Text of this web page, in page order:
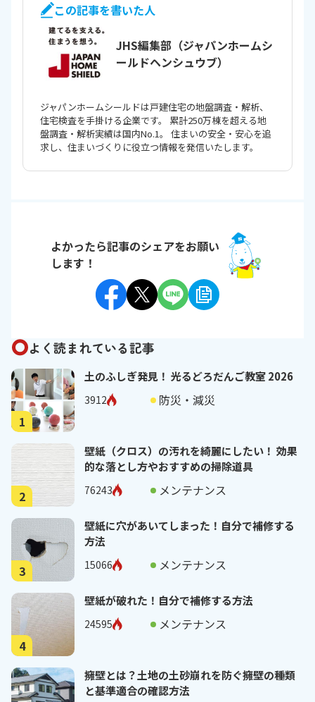
この記事を書いた人
JHS編集部（ジャパンホームシ
ールドヘンシュウブ）
ジャパンホームシールドは戸建住宅の地盤調査・解析、
住宅検査を手掛ける企業です。 累計250万棟を超える地
盤調査・解析実績は国内No.1。 住まいの安全・安心を追
求し、住まいづくりに役立つ情報を発信いたします。
よかったら記事のシェアをお願い
します！
よく読まれている記事
1
土のふしぎ発見！ 光るどろだんご教室 2026
3912 防災・減災
2
壁紙（クロス）の汚れを綺麗にしたい！ 効果
的な落とし方やおすすめの掃除道具
76243 メンテナンス
3
壁紙に穴があいてしまった！自分で補修する
方法
15066 メンテナンス
4
壁紙が破れた！自分で補修する方法
24595 メンテナンス
擁壁とは？土地の土砂崩れを防ぐ擁壁の種類
と基準適合の確認方法